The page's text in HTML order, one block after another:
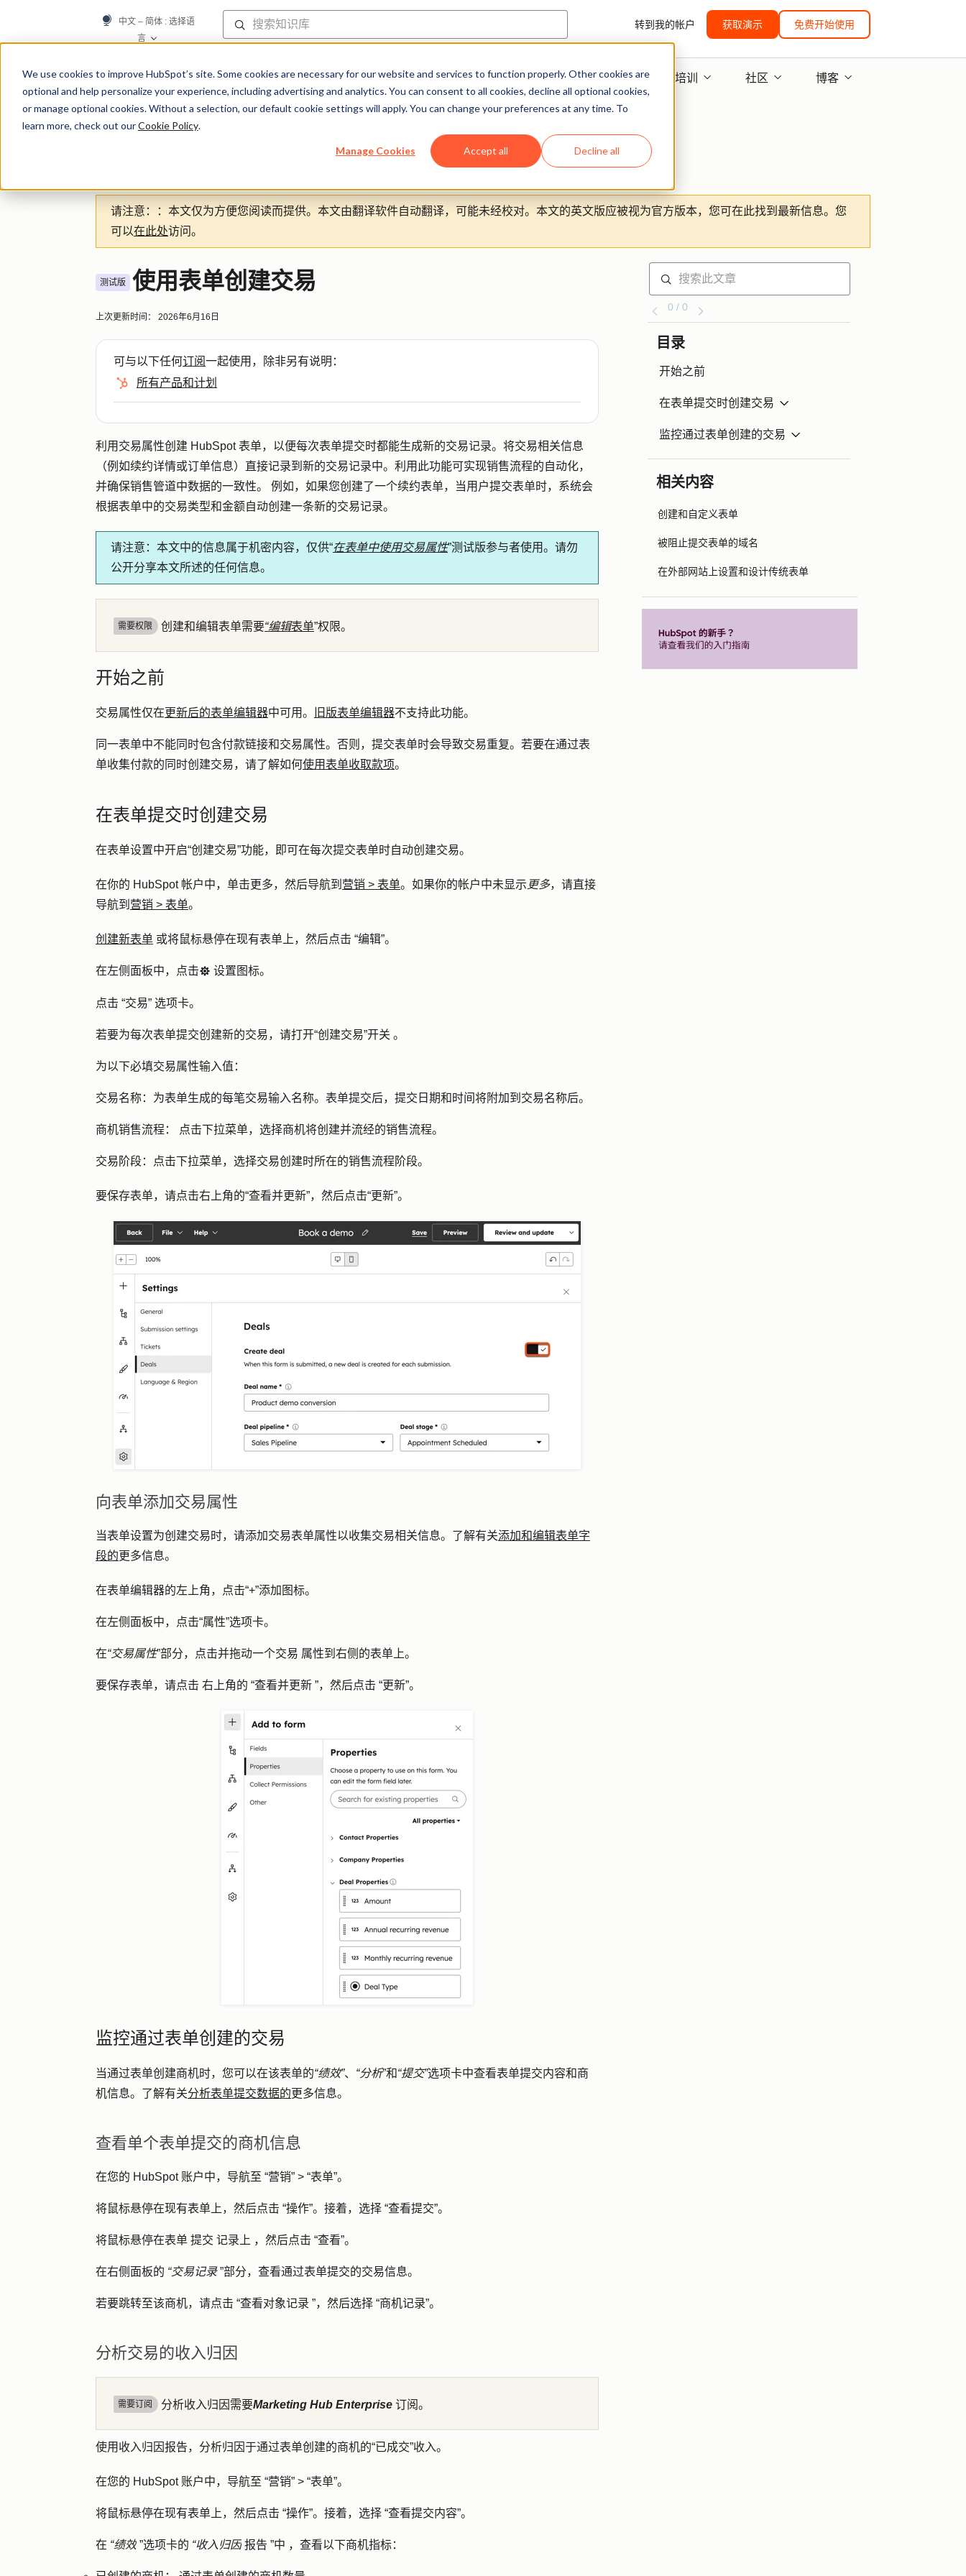
We use cookies to improve HubSpot’s site. Some cookies are necessary for our website and services to function properly. Other cookies are
optional and help personalize your experience, including advertising and analytics. You can consent to all cookies, decline all optional cookies,
or manage optional cookies. Without a selection, our default cookie settings will apply. You can change your preferences at any time. To
learn more, check out ourCookie Policy.
Manage Cookies Accept all Decline all
中文 – 简体 : 选择语
言
转到我的帐户 获取演示 免费开始使用
知识库 帮助中心 文档 培训 社区 博客
请注意： ：本文仅为方便您阅读而提供。 本文由翻译软件自动翻译，可能未经校对。本文的英文版应被视为官方版本，您可在此找到最新信息。您
可以在此处访问。
测试版 使用表单创建交易
上次更新时间： 2026年6月16日
可与以下任何订阅一起使用，除非另有说明：
所有产品和计划
利用交易属性创建 HubSpot 表单，以便每次表单提交时都能生成新的交易记录。将交易相关信息
（例如续约详情或订单信息）直接记录到新的交易记录中。利用此功能可实现销售流程的自动化，
并确保销售管道中数据的一致性。 例如，如果您创建了一个续约表单，当用户提交表单时，系统会
根据表单中的交易类型和金额自动创建一条新的交易记录。
请注意： 本文中的信息属于机密内容，仅供“在表单中使用交易属性”测试版参与者使用。请勿
公开分享本文所述的任何信息。
需要权限 创建和编辑表单需要“编辑表单”权限。
开始之前
交易属性仅在更新后的表单编辑器中可用。 旧版表单编辑器不支持此功能。
同一表单中不能同时包含付款链接和交易属性。否则，提交表单时会导致交易重复。若要在通过表
单收集付款的同时创建交易，请了解如何使用表单收取款项。
在表单提交时创建交易
在表单设置中开启“创建交易”功能，即可在每次提交表单时自动创建交易。
在你的 HubSpot 帐户中，单击更多，然后导航到 营销 > 表单。如果你的帐户中未显示 更多，请直接
导航到 营销 > 表单。
创建新表单 或将鼠标悬停在现有表单上，然后点击 “编辑”。
在左侧面板中，点击settings 设置图标。
点击 “交易” 选项卡。
若要为每次表单提交创建新的交易，请打开“创建交易”开关 。
为以下必填交易属性输入值：
交易名称： 为表单生成的每笔交易输入名称。表单提交后，提交日期和时间将附加到交易名称后。
商机销售流程： 点击下拉菜单，选择商机将创建并流经的销售流程。
交易阶段： 点击下拉菜单，选择交易创建时所在的销售流程阶段。
要保存表单，请点击右上角的“查看并更新”，然后点击“更新”。
向表单添加交易属性
当表单设置为创建交易时，请添加交易表单属性以收集交易相关信息。了解有关添加和编辑表单字
段的更多信息。
在表单编辑器的左上角，点击“+”添加图标。
在左侧面板中，点击“属性”选项卡。
在“交易属性”部分，点击并拖动一个交易 属性到右侧的表单上。
要保存表单，请点击 右上角的 “查看并更新 ”，然后点击 “更新”。
监控通过表单创建的交易
当通过表单创建商机时，您可以在该表单的“绩效”、 “分析”和“提交”选项卡中查看表单提交内容和商
机信息。了解有关分析表单提交数据的更多信息。
查看单个表单提交的商机信息
在您的 HubSpot 账户中，导航至 “营销” > “表单”。
将鼠标悬停在现有表单上，然后点击 “操作”。接着，选择 “查看提交”。
将鼠标悬停在表单 提交 记录上 ，然后点击 “查看”。
在右侧面板的 “交易记录”部分，查看通过表单提交的交易信息。
若要跳转至该商机，请点击 “查看对象记录 ”，然后选择 “商机记录”。
分析交易的收入归因
需要订阅 分析收入归因需要Marketing Hub Enterprise 订阅。
使用收入归因报告，分析归因于通过表单创建的商机的“已成交”收入。
在您的 HubSpot 账户中，导航至 “营销” > “表单”。
将鼠标悬停在现有表单上，然后点击 “操作”。接着，选择 “查看提交内容”。
在 “绩效 ”选项卡的 “收入归因 报告 ”中 ，查看以下商机指标：
0 / 0
目录
开始之前
在表单提交时创建交易
监控通过表单创建的交易
相关内容
创建和自定义表单
被阻止提交表单的域名
在外部网站上设置和设计传统表单